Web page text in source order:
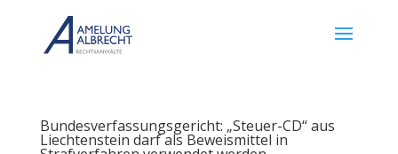
Bundesverfassungsgericht: „Steuer-CD“ aus
Liechtenstein darf als Beweismittel in